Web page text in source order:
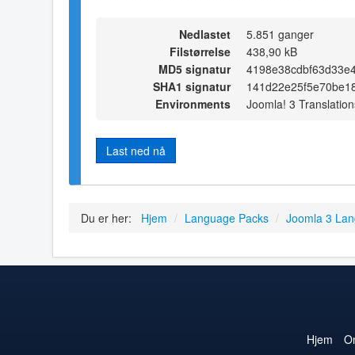
Nedlastet
5.851 ganger
Filstørrelse
438,90 kB
MD5 signatur
SHA1 signatur
Environments
Joomla! 3
Last ned nå
Du er her: Hjem / Language Packs / Joomla 3
Hjem